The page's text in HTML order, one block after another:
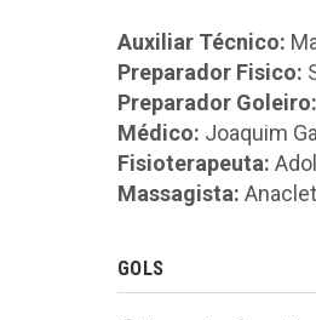
Auxiliar Técnico:
Preparador Fisico:
Preparador Goleiro:
Médico: Joaquim
Fisioterapeuta:
Massagista:
GOLS